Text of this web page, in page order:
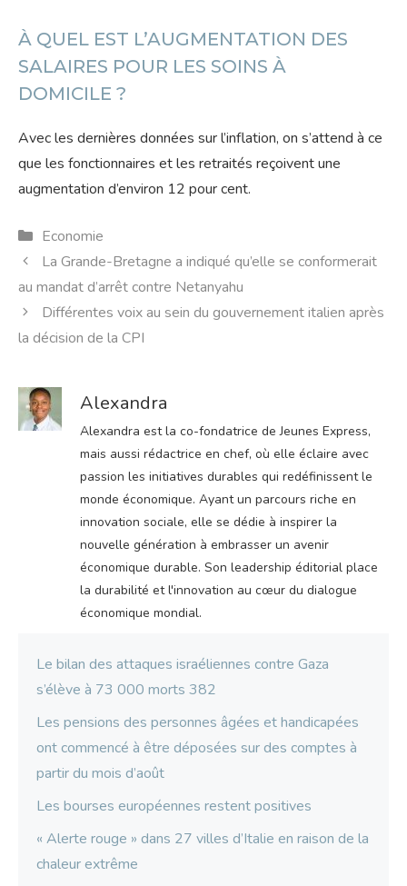
À QUEL EST L’AUGMENTATION DES
SALAIRES POUR LES SOINS À
DOMICILE ?
Avec les dernières données sur l’inflation, on s’attend à ce
que les fonctionnaires et les retraités reçoivent une
augmentation d’environ 12 pour cent.
Catégories
Economie
La Grande-Bretagne a indiqué qu’elle se conformerait
au mandat d’arrêt contre Netanyahu
Différentes voix au sein du gouvernement italien après
la décision de la CPI
Alexandra
Alexandra est la co-fondatrice de Jeunes Express,
mais aussi rédactrice en chef, où elle éclaire avec
passion les initiatives durables qui redéfinissent le
monde économique. Ayant un parcours riche en
innovation sociale, elle se dédie à inspirer la
nouvelle génération à embrasser un avenir
économique durable. Son leadership éditorial place
la durabilité et l'innovation au cœur du dialogue
économique mondial.
Le bilan des attaques israéliennes contre Gaza
s’élève à 73 000 morts 382
Les pensions des personnes âgées et handicapées
ont commencé à être déposées sur des comptes à
partir du mois d’août
Les bourses européennes restent positives
« Alerte rouge » dans 27 villes d’Italie en raison de la
chaleur extrême